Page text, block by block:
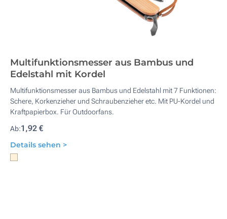
Multifunktionsmesser aus Bambus und
Edelstahl mit Kordel
Multifunktionsmesser aus Bambus und Edelstahl mit 7 Funktionen:
Schere, Korkenzieher und Schraubenzieher etc. Mit PU-Kordel und
Kraftpapierbox. Für Outdoorfans.
Ab:1,92 €
Details sehen >